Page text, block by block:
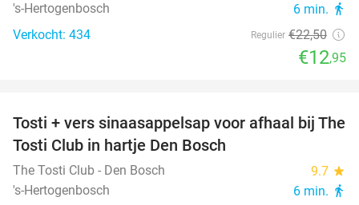
's-Hertogenbosch 6 min. directions_walk
Verkocht: 434 Regulier €22,50
€12,95
49%
Tosti + vers sinaasappelsap voor afhaal bij The
Tosti Club in hartje Den Bosch
The Tosti Club - Den Bosch 9.7 star
's-Hertogenbosch 6 min. directions_walk